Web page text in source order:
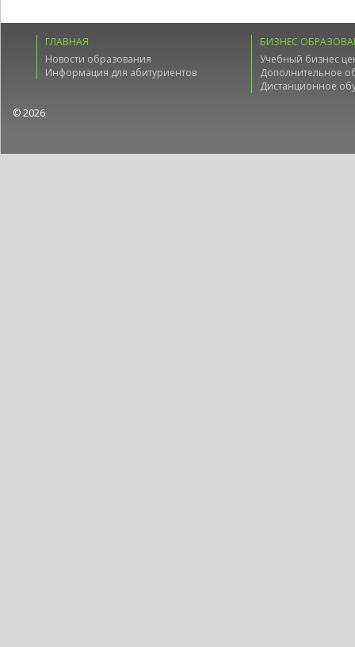
ГЛАВНАЯ
Новости образования
Информация для абитуриентов
БИЗНЕС
Учебный бизнес
Дополнительное
Дистанционное
© 2026